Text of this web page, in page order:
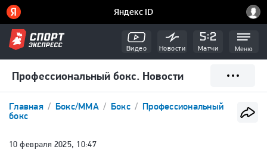
Видео Новости Матчи Меню
Профессиональный бокс. Новости
Главная Бокс/ММА Бокс
Профессиональный
бокс
10 февраля 2025, 10:47